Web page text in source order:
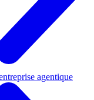
agentique